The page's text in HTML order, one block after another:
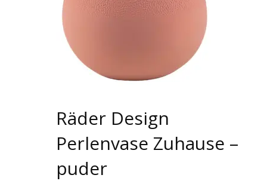
Räder Design
Perlenvase Zuhause –
puder